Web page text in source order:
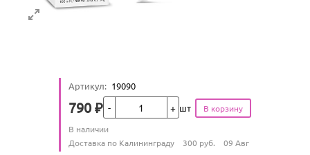
Артикул: 19090
Цена
790 ₽ шт
Количество
В наличии
Условия доставки
Доставка по Калининграду 300 руб. 09 Авг